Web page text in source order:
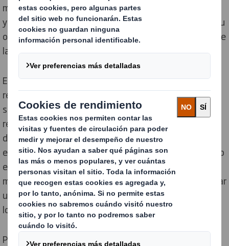
marcas. Ayudamos a nuestros clientes a vender más,
ya sea destacando en la estantería del supermercado u
ofreciendo una experiencia inolvidable en la apertura de
la caja en casa.
El diseño y el color fomentan el reconocimiento y los
resultados. Nuestras importantes inversiones en
software y en control del color ayudan al
reconocimiento y la consistencia de la marca a lo largo
de múltiples promociones y canales, y garantiza que la
experiencia online incorpore los valores de la marca. Eso
es algo primordial para nuestros clientes, junto con
materiales para el Punto de Venta creativos, para lograr
una adecuada comunicación de marca y tener éxito en
los lanzamientos.
Pero eso no es todo.